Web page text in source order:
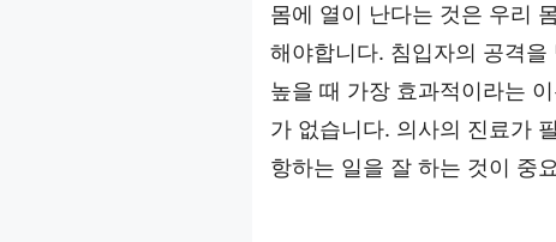
몸에 열이 난다는 것은 우리
해야합니다. 침입자의 공격
높을 때 가장 효과적이라는
가 없습니다. 의사의 진료가
항하는 일을 잘 하는 것이 중